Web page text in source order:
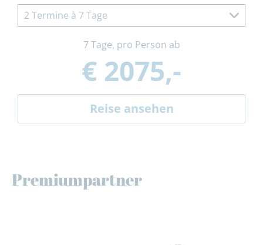
2 Termine à 7 Tage
7 Tage, pro Person ab
€ 2075,-
Reise ansehen
Premiumpartner